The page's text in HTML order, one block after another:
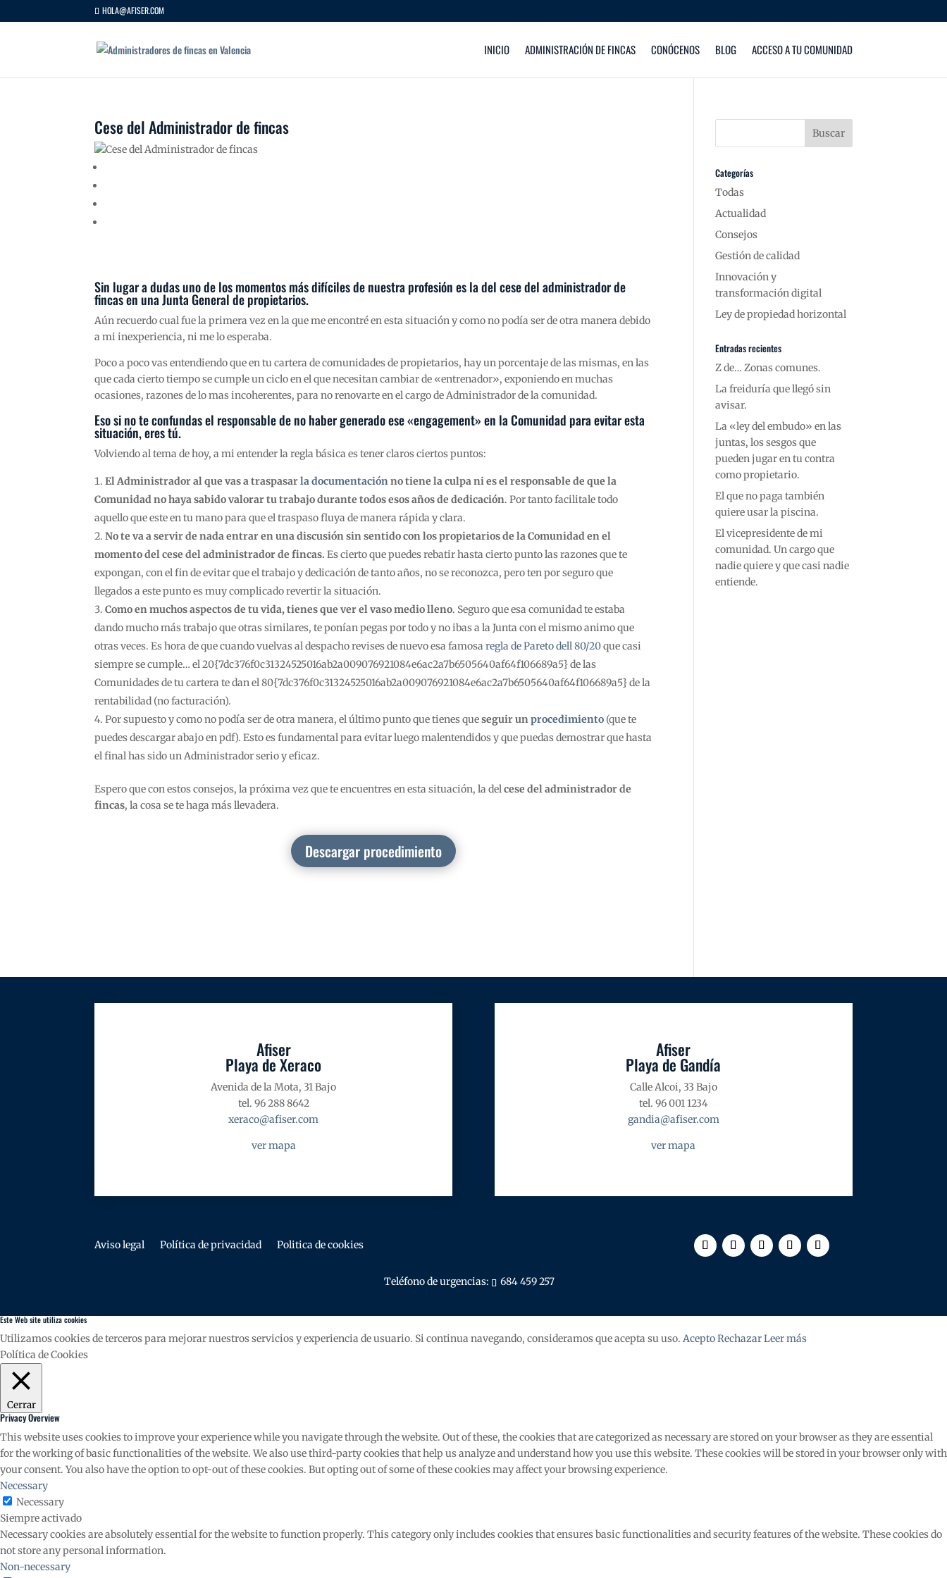
HOLA@AFISER.COM
INICIO ADMINISTRACIÓN DE FINCAS CONÓCENOS BLOG ACCESO A TU COMUNIDAD
Cese del Administrador de fincas
Sin lugar a dudas uno de los momentos más difíciles de nuestra profesión es la del cese del administrador de
fincas en unaJunta General de propietarios.
Aún recuerdo cual fue la primera vez en la que me encontré en esta situación y como no podía ser de otra manera debido
a mi inexperiencia, ni me lo esperaba.
Poco a poco vas entendiendo que en tu cartera de comunidades de propietarios, hay un porcentaje de las mismas, en las
que cada cierto tiempo se cumple un ciclo en el que necesitan cambiar de «entrenador», exponiendo en muchas
ocasiones, razones de lo mas incoherentes, para no renovarte en el cargo de Administrador de la comunidad.
Eso si no te confundas el responsable de no haber generado ese «engagement» en la Comunidad para evitar esta
situación, eres tú.
Volviendo al tema de hoy, a mi entender la regla básica es tener claros ciertos puntos:
El Administrador al que vas a traspasarla documentaciónno tiene la culpa ni es el responsable de que la
Comunidad no haya sabido valorar tu trabajo durante todos esos años de dedicación. Por tanto facilitale todo
aquello que este en tu mano para que el traspaso fluya de manera rápida y clara.
No te va a servir de nada entrar en una discusión sin sentido con los propietarios de la Comunidad en el
momento del cese del administrador de fincas. Es cierto que puedes rebatir hasta cierto punto las razones que te
expongan, con el fin de evitar que el trabajo y dedicación de tanto años, no se reconozca, pero ten por seguro que
llegados a este punto es muy complicado revertir la situación.
Como en muchos aspectos de tu vida, tienes que ver el vaso medio lleno. Seguro que esa comunidad te estaba
dando mucho más trabajo que otras similares, te ponían pegas por todo y no ibas a la Junta con el mismo animo que
otras veces. Es hora de que cuando vuelvas al despacho revises de nuevo esa famosaregla de Pareto dell 80/20que casi
siempre se cumple… el 20{7dc376f0c31324525016ab2a009076921084e6ac2a7b6505640af64f106689a5} de las
Comunidades de tu cartera te dan el 80{7dc376f0c31324525016ab2a009076921084e6ac2a7b6505640af64f106689a5} de la
rentabilidad (no facturación).
Por supuesto y como no podía ser de otra manera, el último punto que tienes queseguir unprocedimiento (que te
puedes descargar abajo en pdf). Esto es fundamental para evitar luego malentendidos y que puedas demostrar que hasta
el final has sido un Administrador serio y eficaz.
Espero que con estos consejos, la próxima vez que te encuentres en esta situación, la delcese del administrador de
fincas, la cosa se te haga más llevadera.
Descargar procedimiento
Categorías
Todas
Actualidad
Consejos
Gestión de calidad
Innovación y
transformación digital
Ley de propiedad horizontal
Entradas recientes
Z de… Zonas comunes.
La freiduría que llegó sin
avisar.
La «ley del embudo» en las
juntas, los sesgos que
pueden jugar en tu contra
como propietario.
El que no paga también
quiere usar la piscina.
El vicepresidente de mi
comunidad. Un cargo que
nadie quiere y que casi nadie
entiende.
Afiser
Playa de Xeraco
Avenida de la Mota, 31 Bajo
tel. 96 288 8642
xeraco@afiser.com
ver mapa
Afiser
Playa de Gandía
Calle Alcoi, 33 Bajo
tel. 96 001 1234
gandia@afiser.com
ver mapa
Aviso legal Política de privacidad Politica de cookies
Teléfono de urgencias: 684 459 257
Este Web site utiliza cookies
Utilizamos cookies de terceros para mejorar nuestros servicios y experiencia de usuario. Si continua navegando, consideramos que acepta su uso. AceptoRechazarLeer más
Política de Cookies
Cerrar
Privacy Overview
This website uses cookies to improve your experience while you navigate through the website. Out of these, the cookies that are categorized as necessary are stored on your browser as they are essential
for the working of basic functionalities of the website. We also use third-party cookies that help us analyze and understand how you use this website. These cookies will be stored in your browser only with
your consent. You also have the option to opt-out of these cookies. But opting out of some of these cookies may affect your browsing experience.
Necessary
Necessary
Siempre activado
Necessary cookies are absolutely essential for the website to function properly. This category only includes cookies that ensures basic functionalities and security features of the website. These cookies do
not store any personal information.
Non-necessary